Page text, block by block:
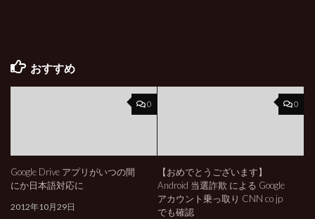
おすすめ
0
Google Drive アプリがいつの間
にか日本語対応に
2012年10月29日
0
【おめでとうございます】
Android 当選詐欺 による Google
アカウント乗っ取り CNN co jp
でも確認